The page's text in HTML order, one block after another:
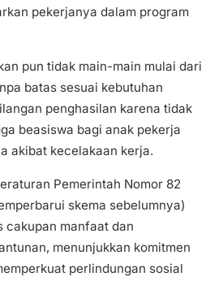
pekerjanya dalam program
pun tidak main-main mulai dari
batas sesuai kebutuhan
penghasilan karena tidak
beasiswa bagi anak pekerja
akibat kecelakaan kerja.
Pemerintah Nomor 82
skema sebelumnya)
cakupan manfaat dan
menunjukkan komitmen
perlindungan sosial